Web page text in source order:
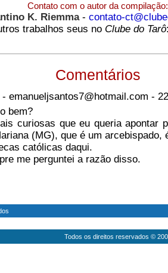
Contato com o autor da compilação:
K. Riemma - contato-
trabalhos seus no Clube do Tarô
Comentários
emanueljsantos7@hotmail.com -
bem?
curiosas que eu queria apontar
(MG), que é um arcebispado,
católicas daqui.
me perguntei a razão disso.
Todos os direitos reservados ©